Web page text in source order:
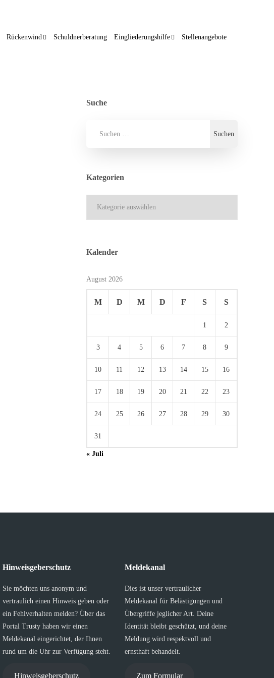
Rückenwind Schuldnerberatung Eingliederungshilfe Stellenangebote
Suche
Kategorien
Kalender
August 2026
M D M D F S S
1 2
3 4 5 6 7 8 9
10 11 12 13 14 15 16
17 18 19 20 21 22 23
24 25 26 27 28 29 30
31
« Juli
Hinweisgeberschutz
Sie möchten uns anonym und
vertraulich einen Hinweis geben oder
ein Fehlverhalten melden? Über das
Portal Trusty haben wir einen
Meldekanal eingerichtet, der Ihnen
rund um die Uhr zur Verfügung steht.
Hinweisgeberschutz
Meldekanal
Dies ist unser vertraulicher
Meldekanal für Belästigungen und
Übergriffe jeglicher Art. Deine
Identität bleibt geschützt, und deine
Meldung wird respektvoll und
ernsthaft behandelt.
Zum Formular